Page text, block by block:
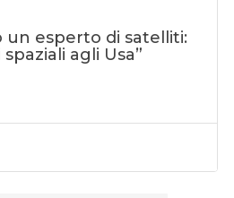
un esperto di satelliti:
agli Usa”